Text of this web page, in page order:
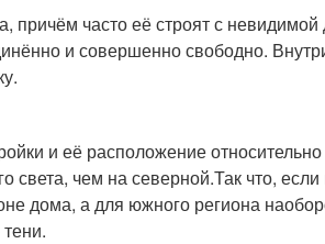
часто её строят с невидимой
и совершенно свободно.
и её расположение
света, чем на северной.Так что,
дома, а для южного региона